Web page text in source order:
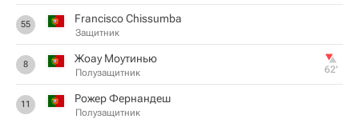
55 Francisco Chissumba
Защитник
8 Жоау Моутинью
Полузащитник 62‎’‎
11 Рожер Фернандеш
Полузащитник